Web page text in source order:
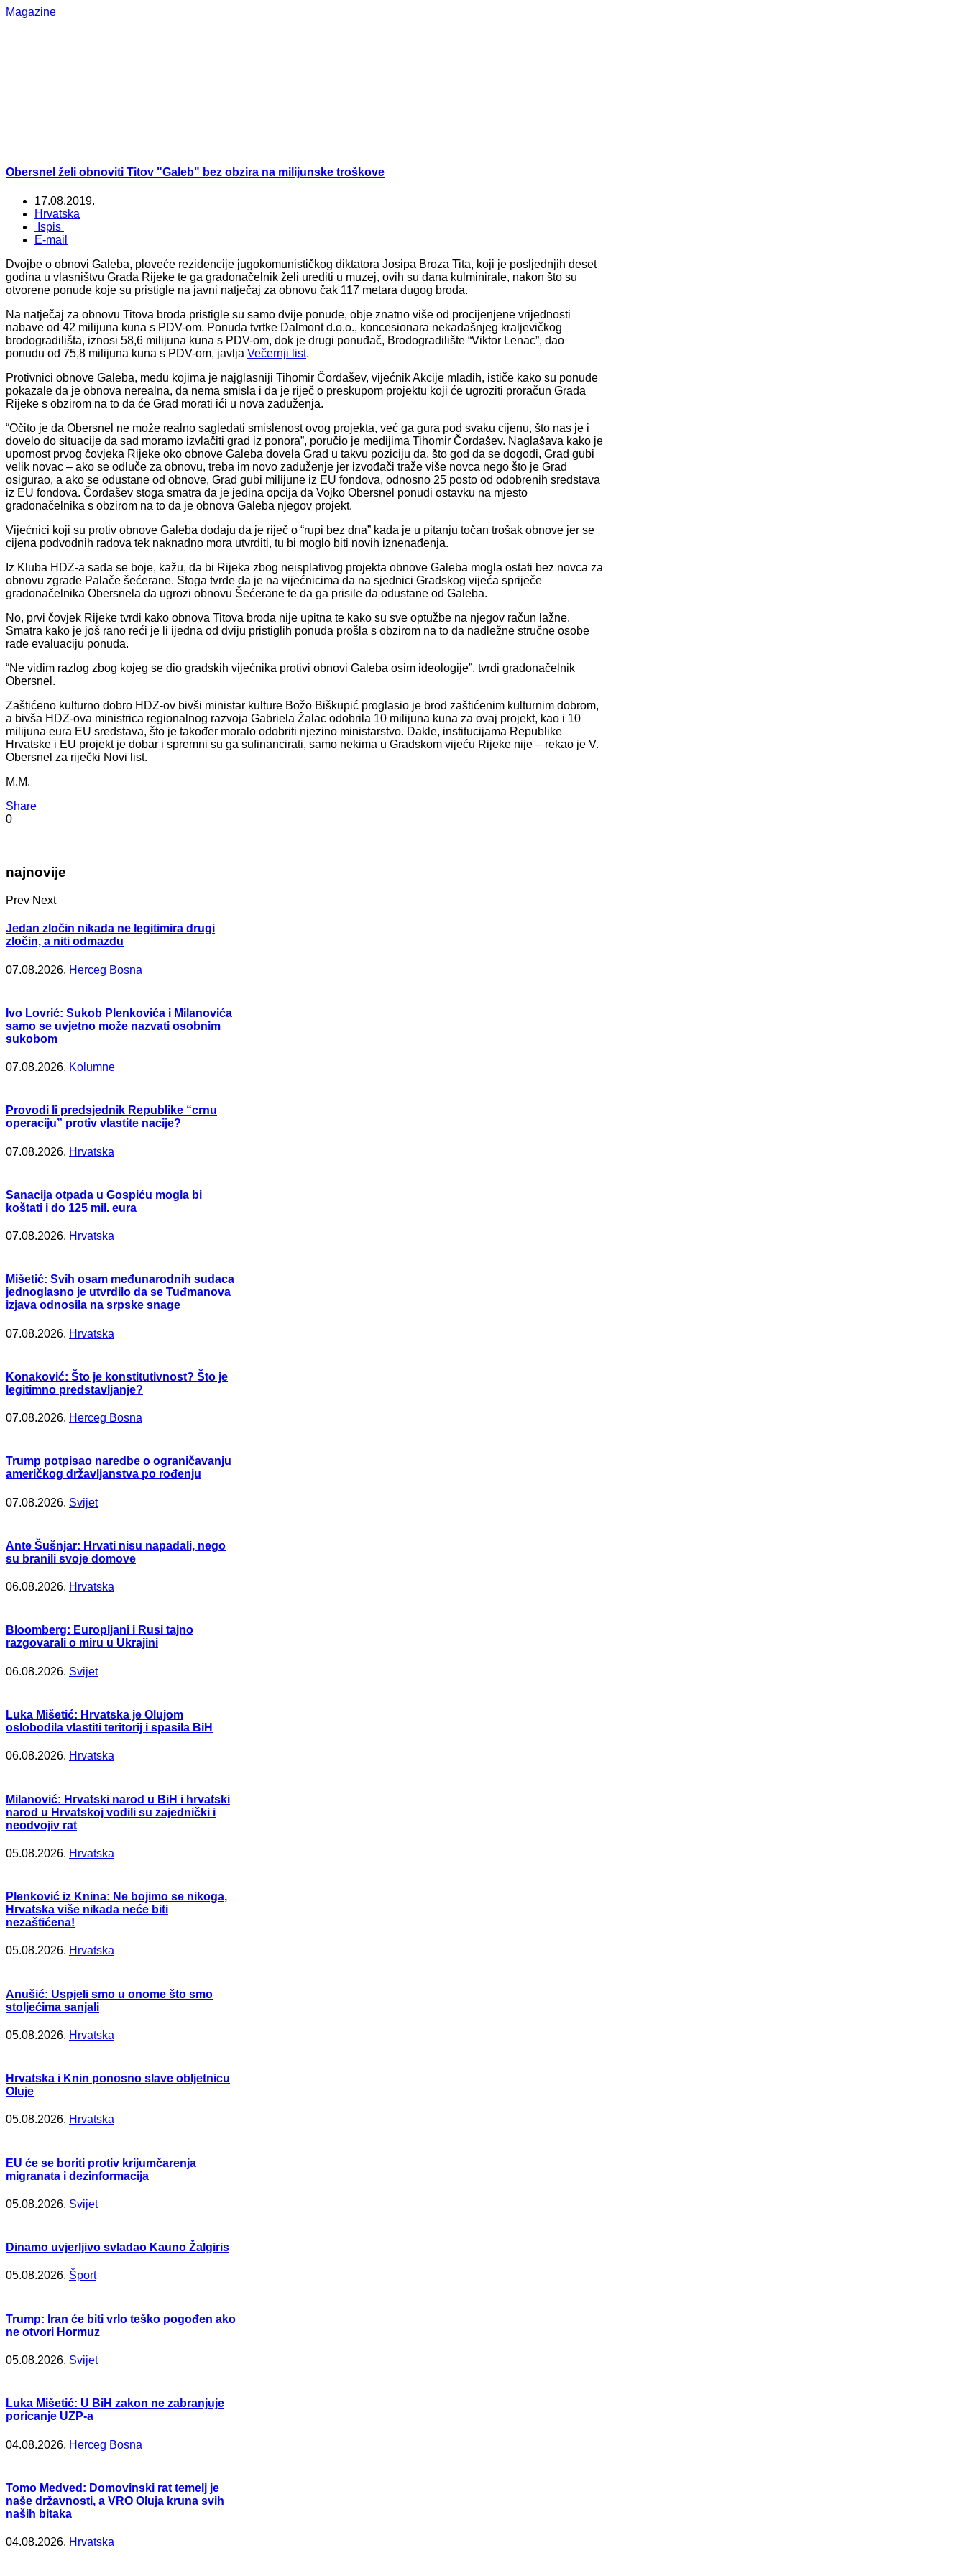
Magazine
Obersnel želi obnoviti Titov "Galeb" bez obzira na milijunske troškove
17.08.2019.
Hrvatska
Ispis
E-mail
Dvojbe o obnovi Galeba, ploveće rezidencije jugokomunističkog diktatora Josipa Broza Tita, koji je posljednjih deset
godina u vlasništvu Grada Rijeke te ga gradonačelnik želi urediti u muzej, ovih su dana kulminirale, nakon što su
otvorene ponude koje su pristigle na javni natječaj za obnovu čak 117 metara dugog broda.
Na natječaj za obnovu Titova broda pristigle su samo dvije ponude, obje znatno više od procijenjene vrijednosti
nabave od 42 milijuna kuna s PDV-om. Ponuda tvrtke Dalmont d.o.o., koncesionara nekadašnjeg kraljevičkog
brodogradilišta, iznosi 58,6 milijuna kuna s PDV-om, dok je drugi ponuđač, Brodogradilište “Viktor Lenac”, dao
ponudu od 75,8 milijuna kuna s PDV-om, javlja Večernji list.
Protivnici obnove Galeba, među kojima je najglasniji Tihomir Čordašev, vijećnik Akcije mladih, ističe kako su ponude
pokazale da je obnova nerealna, da nema smisla i da je riječ o preskupom projektu koji će ugroziti proračun Grada
Rijeke s obzirom na to da će Grad morati ići u nova zaduženja.
“Očito je da Obersnel ne može realno sagledati smislenost ovog projekta, već ga gura pod svaku cijenu, što nas je i
dovelo do situacije da sad moramo izvlačiti grad iz ponora”, poručio je medijima Tihomir Čordašev. Naglašava kako je
upornost prvog čovjeka Rijeke oko obnove Galeba dovela Grad u takvu poziciju da, što god da se dogodi, Grad gubi
velik novac – ako se odluče za obnovu, treba im novo zaduženje jer izvođači traže više novca nego što je Grad
osigurao, a ako se odustane od obnove, Grad gubi milijune iz EU fondova, odnosno 25 posto od odobrenih sredstava
iz EU fondova. Čordašev stoga smatra da je jedina opcija da Vojko Obersnel ponudi ostavku na mjesto
gradonačelnika s obzirom na to da je obnova Galeba njegov projekt.
Vijećnici koji su protiv obnove Galeba dodaju da je riječ o “rupi bez dna” kada je u pitanju točan trošak obnove jer se
cijena podvodnih radova tek naknadno mora utvrditi, tu bi moglo biti novih iznenađenja.
Iz Kluba HDZ-a sada se boje, kažu, da bi Rijeka zbog neisplativog projekta obnove Galeba mogla ostati bez novca za
obnovu zgrade Palače šećerane. Stoga tvrde da je na vijećnicima da na sjednici Gradskog vijeća spriječe
gradonačelnika Obersnela da ugrozi obnovu Šećerane te da ga prisile da odustane od Galeba.
No, prvi čovjek Rijeke tvrdi kako obnova Titova broda nije upitna te kako su sve optužbe na njegov račun lažne.
Smatra kako je još rano reći je li ijedna od dviju pristiglih ponuda prošla s obzirom na to da nadležne stručne osobe
rade evaluaciju ponuda.
“Ne vidim razlog zbog kojeg se dio gradskih vijećnika protivi obnovi Galeba osim ideologije”, tvrdi gradonačelnik
Obersnel.
Zaštićeno kulturno dobro HDZ-ov bivši ministar kulture Božo Biškupić proglasio je brod zaštićenim kulturnim dobrom,
a bivša HDZ-ova ministrica regionalnog razvoja Gabriela Žalac odobrila 10 milijuna kuna za ovaj projekt, kao i 10
milijuna eura EU sredstava, što je također moralo odobriti njezino ministarstvo. Dakle, institucijama Republike
Hrvatske i EU projekt je dobar i spremni su ga sufinancirati, samo nekima u Gradskom vijeću Rijeke nije – rekao je V.
Obersnel za riječki Novi list.
M.M.
Share
0
najnovije
Prev Next
Jedan zločin nikada ne legitimira drugi
zločin, a niti odmazdu
07.08.2026. Herceg Bosna
Ivo Lovrić: Sukob Plenkovića i Milanovića
samo se uvjetno može nazvati osobnim
sukobom
07.08.2026. Kolumne
Provodi li predsjednik Republike “crnu
operaciju” protiv vlastite nacije?
07.08.2026. Hrvatska
Sanacija otpada u Gospiću mogla bi
koštati i do 125 mil. eura
07.08.2026. Hrvatska
Mišetić: Svih osam međunarodnih sudaca
jednoglasno je utvrdilo da se Tuđmanova
izjava odnosila na srpske snage
07.08.2026. Hrvatska
Konaković: Što je konstitutivnost? Što je
legitimno predstavljanje?
07.08.2026. Herceg Bosna
Trump potpisao naredbe o ograničavanju
američkog državljanstva po rođenju
07.08.2026. Svijet
Ante Šušnjar: Hrvati nisu napadali, nego
su branili svoje domove
06.08.2026. Hrvatska
Bloomberg: Europljani i Rusi tajno
razgovarali o miru u Ukrajini
06.08.2026. Svijet
Luka Mišetić: Hrvatska je Olujom
oslobodila vlastiti teritorij i spasila BiH
06.08.2026. Hrvatska
Milanović: Hrvatski narod u BiH i hrvatski
narod u Hrvatskoj vodili su zajednički i
neodvojiv rat
05.08.2026. Hrvatska
Plenković iz Knina: Ne bojimo se nikoga,
Hrvatska više nikada neće biti
nezaštićena!
05.08.2026. Hrvatska
Anušić: Uspjeli smo u onome što smo
stoljećima sanjali
05.08.2026. Hrvatska
Hrvatska i Knin ponosno slave obljetnicu
Oluje
05.08.2026. Hrvatska
EU će se boriti protiv krijumčarenja
migranata i dezinformacija
05.08.2026. Svijet
Dinamo uvjerljivo svladao Kauno Žalgiris
05.08.2026. Šport
Trump: Iran će biti vrlo teško pogođen ako
ne otvori Hormuz
05.08.2026. Svijet
Luka Mišetić: U BiH zakon ne zabranjuje
poricanje UZP-a
04.08.2026. Herceg Bosna
Tomo Medved: Domovinski rat temelj je
naše državnosti, a VRO Oluja kruna svih
naših bitaka
04.08.2026. Hrvatska